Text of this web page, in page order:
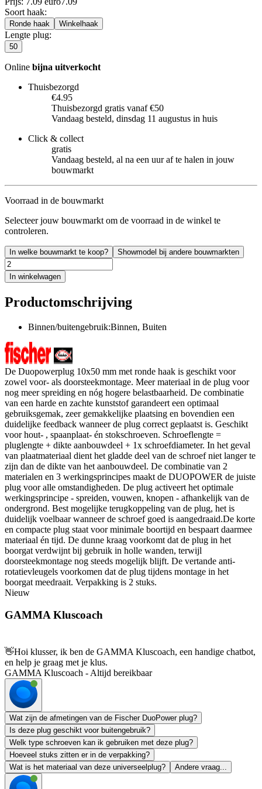
Soort haak:
Ronde haak Winkelhaak
Lengte plug:
50
Online bijna uitverkocht
Thuisbezorgd
€4.95
Thuisbezorgd gratis vanaf €50
Vandaag besteld, dinsdag 11 augustus in huis
Click & collect
gratis
Vandaag besteld, al na een uur af te halen in jouw
bouwmarkt
Voorraad in de bouwmarkt
Selecteer jouw bouwmarkt om de voorraad in de winkel te
controleren.
In welke bouwmarkt te koop? Showmodel bij andere bouwmarkten
In winkelwagen
Productomschrijving
Binnen/buitengebruik:Binnen, Buiten
De Duopowerplug 10x50 mm met ronde haak is geschikt voor
zowel voor- als doorsteekmontage. Meer materiaal in de plug voor
nog meer spreiding en nóg hogere belastbaarheid. De combinatie
van een harde en zachte kunststof garandeert een optimaal
gebruiksgemak, zeer gemakkelijke plaatsing en bovendien een
duidelijke feedback wanneer de plug correct geplaatst is. Geschikt
voor hout- , spaanplaat- én stokschroeven. Schroeflengte =
pluglengte + dikte aanbouwdeel + 1x schroefdiameter. In het geval
van plaatmateriaal dient het gladde deel van de schroef niet langer te
zijn dan de dikte van het aanbouwdeel. De combinatie van 2
materialen en 3 werkingsprincipes maakt de DUOPOWER de juiste
plug voor alle omstandigheden. De plug activeert het optimale
werkingsprincipe - spreiden, vouwen, knopen - afhankelijk van de
ondergrond. Best mogelijke terugkoppeling van de plug, het is
duidelijk voelbaar wanneer de schroef goed is aangedraaid.De korte
en compacte plug staat voor minimale boortijd en bespaart daarmee
materiaal én tijd. De dunne kraag voorkomt dat de plug in het
boorgat verdwijnt bij gebruik in holle wanden, terwijl
doorsteekmontage nog steeds mogelijk blijft. De vertande anti-
rotatievleugels voorkomen dat de plug tijdens montage in het
boorgat meedraait. Verpakking is 2 stuks.
Nieuw
GAMMA Kluscoach
👋Hoi klusser, ik ben de GAMMA Kluscoach, een handige chatbot,
en help je graag met je klus.
GAMMA Kluscoach - Altijd bereikbaar
Wat zijn de afmetingen van de Fischer DuoPower plug?
Is deze plug geschikt voor buitengebruik?
Welk type schroeven kan ik gebruiken met deze plug?
Hoeveel stuks zitten er in de verpakking?
Wat is het materiaal van deze universeelplug?
Andere vraag...